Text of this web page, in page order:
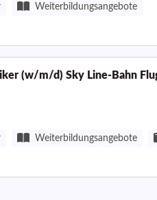
Weiterbildungsangebote
(w/m/d) Sky Line-Bahn
Weiterbildungsangebote